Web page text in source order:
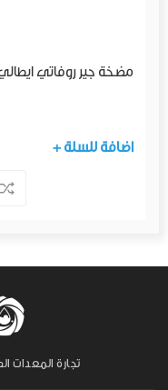
مضخة جير روفاتي ايطالي 2.5 انش*2
+ اضافة للسلة
تجارة المعدات